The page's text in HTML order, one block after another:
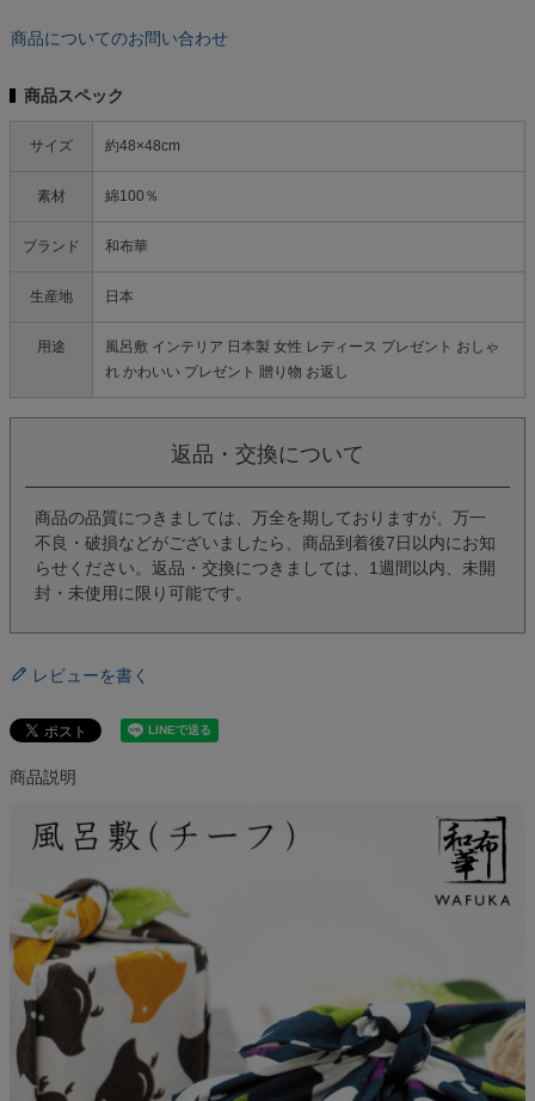
商品についてのお問い合わせ
商品スペック
サイズ 約48×48cm
素材 綿100％
ブランド 和布華
生産地 日本
用途
風呂敷 インテリア 日本製 女性 レディース プレゼント おしゃ
れ かわいい プレゼント 贈り物 お返し
返品・交換について
商品の品質につきましては、万全を期しておりますが、万一
不良・破損などがございましたら、商品到着後7日以内にお知
らせください。返品・交換につきましては、1週間以内、未開
封・未使用に限り可能です。
レビューを書く
商品説明